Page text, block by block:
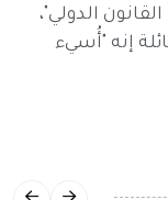
الدولي"،
إنه "أُسيء